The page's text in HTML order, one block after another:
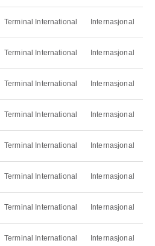
Terminal International Internasjonal
Terminal International Internasjonal
Terminal International Internasjonal
Terminal International Internasjonal
Terminal International Internasjonal
Terminal International Internasjonal
Terminal International Internasjonal
Terminal International Internasjonal